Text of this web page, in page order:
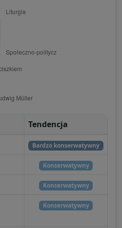
Tendencja
Bardzo konserwatywny
Konserwatywny
Konserwatywny
Konserwatywny